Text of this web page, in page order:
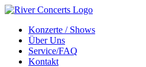
Konzerte / Shows
Über Uns
Service/FAQ
Kontakt